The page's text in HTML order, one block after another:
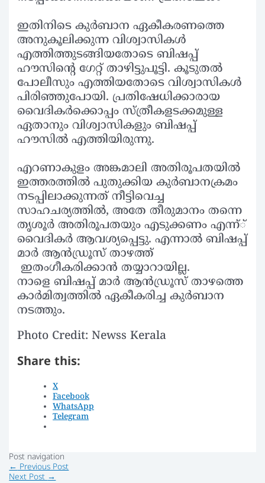
ഇതിനിടെ കുര്‍ബാന ഏകീകരണത്തെ
അനുകൂലിക്കുന്ന വിശ്വാസികള്‍
എത്തിത്തുടങ്ങിയതോടെ ബിഷപ്പ്
ഹൗസിന്റെ ഗേറ്റ് താഴിട്ടുപൂട്ടി. കൂടുതല്‍
പോലീസും എത്തിയതോടെ വിശ്വാസികള്‍
പിരിഞ്ഞുപോയി. പ്രതിഷേധിക്കാരായ
വൈദികര്‍ക്കൊപ്പം സ്ത്രീകളടക്കമുള്ള
ഏതാനും വിശ്വാസികളും ബിഷപ്പ്
ഹൗസില്‍ എത്തിയിരുന്നു.
എറണാകുളം അങ്കമാലി അതിരൂപതയില്‍
ഇത്തരത്തില്‍ പുതുക്കിയ കുര്‍ബാനക്രമം
നടപ്പിലാക്കുന്നത് നീട്ടിവെച്ച
സാഹചര്യത്തില്‍, അതേ തീരുമാനം തന്നെ
തൃശൂര്‍ അതിരൂപതയും എടുക്കണം എന്ന്്
വൈദികര്‍ ആവശ്യപ്പെട്ടു. എന്നാല്‍ ബിഷപ്പ്
മാര്‍ ആന്‍ഡ്രൂസ് താഴത്ത്
ഇതംഗീകരിക്കാന്‍ തയ്യാറായില്ല.
നാളെ ബിഷപ്പ് മാര്‍ ആന്‍ഡ്രൂസ് താഴത്തെ
കാര്‍മിത്വത്തില്‍ ഏകീകരിച്ച കുര്‍ബാന
നടത്തും.
Photo Credit: Newss Kerala
Share this:
X
Facebook
WhatsApp
Telegram
Post navigation
← Previous Post
Next Post →